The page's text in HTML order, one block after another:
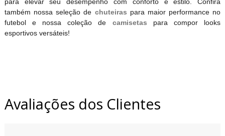
para elevar seu desempenho com conforto e estilo. Confira
também nossa seleção de chuteiras para maior performance no
futebol e nossa coleção de
camisetas para compor looks
esportivos versáteis!
Avaliações dos Clientes